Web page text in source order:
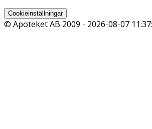
Cookieinställningar
© Apoteket AB 2009 - 2026-08-07